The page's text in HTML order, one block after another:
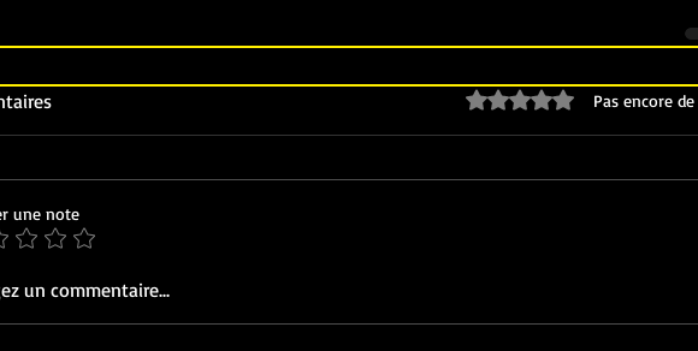
Noté 0 étoile sur 5. Pas encore
une note
un commentaire...